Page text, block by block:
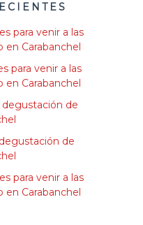
para venir a las
en Carabanchel
para venir a las
en Carabanchel
degustación de
de
para venir a las
en Carabanchel